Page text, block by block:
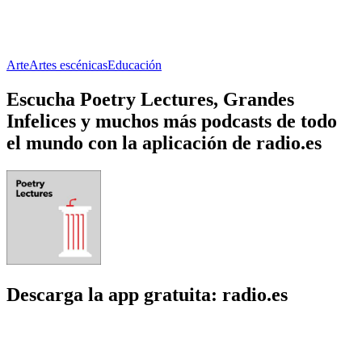
ArteArtes escénicasEducación
Escucha Poetry Lectures, Grandes
Infelices y muchos más podcasts de todo
el mundo con la aplicación de radio.es
Descarga la app gratuita: radio.es